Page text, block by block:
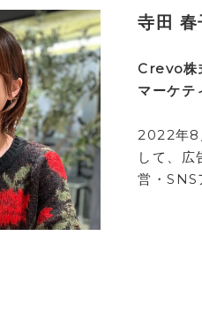
寺田 春
Crevo株
マーケテ
2022年8
して、広
営・SNS